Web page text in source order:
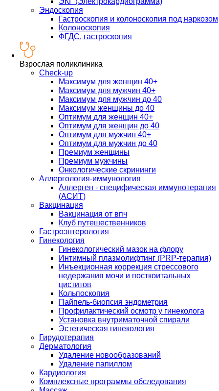
Эндоскопия
Гастроскопия и колоноскопия под наркозом
Колоноскопия
ФГДС, гастроскопия
Взрослая поликлиника
Check-up
Максимум для женщин 40+
Максимум для мужчин 40+
Максимум для мужчин до 40
Максимум женщины до 40
Оптимум для женщин 40+
Оптимум для женщин до 40
Оптимум для мужчин 40+
Оптимум для мужчин до 40
Премиум женщины
Премиум мужчины
Онкологические скрининги
Аллергология-иммунология
Аллерген - специфическая иммунотерапия
(АСИТ)
Вакцинация
Вакцинация от впч
Клуб путешественников
Гастроэнтерология
Гинекология
Гинекологический мазок на флору
Интимный плазмолифтинг (PRP-терапия)
Инъекционная коррекция стрессового
недержания мочи и посткоитальных
циститов
Кольпоскопия
Пайпель-биопсия эндометрия
Профилактический осмотр у гинеколога
Установка внутриматочной спирали
Эстетическая гинекология
Гирудотерапия
Дерматология
Удаление новообразований
Удаление папиллом
Кардиология
Комплексные программы обследования